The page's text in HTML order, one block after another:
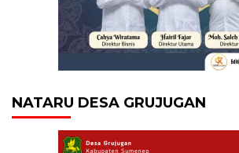
NATARU DESA GRUJUGAN